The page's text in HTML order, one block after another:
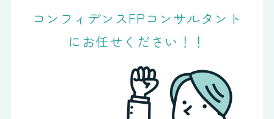
コンフィデンスFPコンサルタント
にお任せください！！